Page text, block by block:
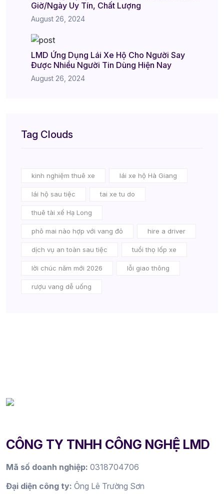
Giờ/Ngày Uy Tín, Chất Lượng
August 26, 2024
LMD Ứng Dụng Lái Xe Hộ Cho Người Say
Được Nhiều Người Tin Dùng Hiện Nay
August 26, 2024
Tag Clouds
kinh nghiệm thuê xe lái xe hộ Hà Giang
lái hộ sau tiệc tai xe tu do
thuê tài xế Hạ Long
phô mai nào hợp với vang đỏ hire a driver
dịch vụ an toàn sau tiệc tuổi thọ lốp xe
lời chúc năm mới 2026 lỗi giao thông
rượu vang dễ uống
CÔNG TY TNHH CÔNG NGHỆ LMD
Mã số doanh nghiệp: 0318704706
Đại diện công ty: Ông Lê Trường Sơn